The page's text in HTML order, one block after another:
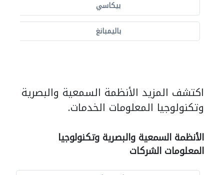
بيكاسي
باليمبانغ
اكتشف المزيد الأنظمة السمعية والبصرية
وتكنولوجيا المعلومات الخدمات.
الأنظمة السمعية والبصرية وتكنولوجيا
المعلومات الشركات